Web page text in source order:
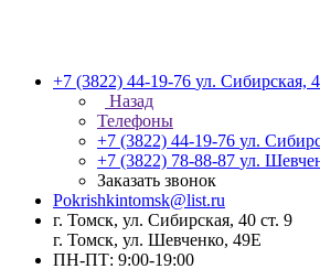
+7 (3822) 44-19-76 ул. Сибирская,
Назад
Телефоны
+7 (3822) 44-19-76 ул.
+7 (3822) 78-88-87 ул.
Заказать звонок
Pokrishkintomsk@list.ru
г. Томск, ул. Сибирская, 40 ст. 9
г. Томск, ул. Шевченко, 49Е
ПН-ПТ: 9:00-19:00